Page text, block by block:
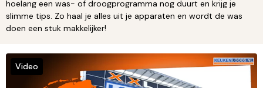
hoelang een was- of droogprogramma nog duurt en krijg je
slimme tips. Zo haal je alles uit je apparaten en wordt de was
doen een stuk makkelijker!
Video